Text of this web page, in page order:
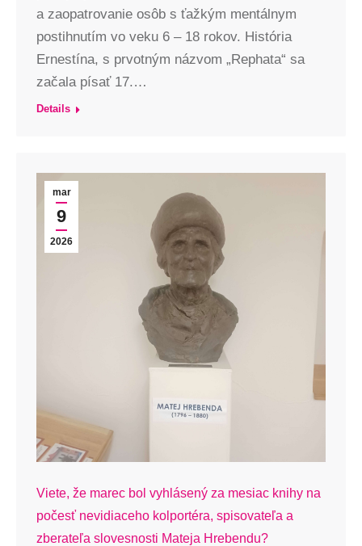
a zaopatrovanie osôb s ťažkým mentálnym
postihnutím vo veku 6 – 18 rokov. História
Ernestína, s prvotným názvom „Rephata“ sa
začala písať 17.…
Details
mar
9
2026
Viete, že marec bol vyhlásený za mesiac knihy na
počesť nevidiaceho kolportéra, spisovateľa a
zberateľa slovesnosti Mateja Hrebendu?